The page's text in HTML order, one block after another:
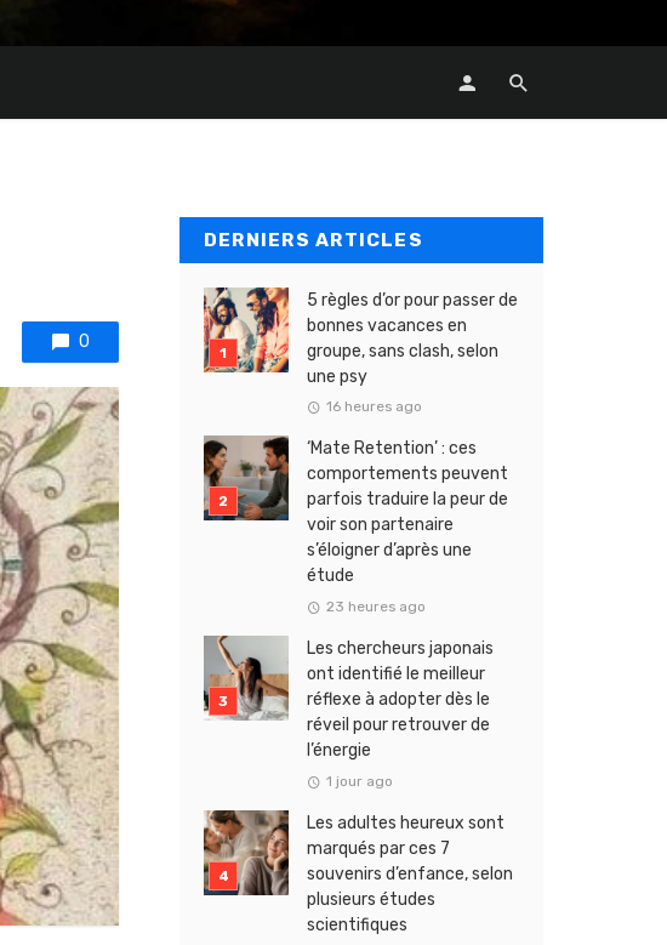
0
DERNIERS ARTICLES
5 règles d’or pour passer de
bonnes vacances en
groupe, sans clash, selon
une psy
16 heures ago
‘Mate Retention’ : ces
comportements peuvent
parfois traduire la peur de
voir son partenaire
s’éloigner d’après une
étude
23 heures ago
Les chercheurs japonais
ont identifié le meilleur
réflexe à adopter dès le
réveil pour retrouver de
l’énergie
1 jour ago
Les adultes heureux sont
marqués par ces 7
souvenirs d’enfance, selon
plusieurs études
scientifiques